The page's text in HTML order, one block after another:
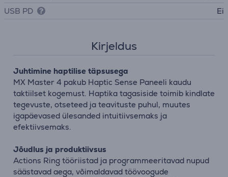
USB PD
Ei
Kirjeldus
Juhtimine haptilise täpsusega
MX Master 4 pakub Haptic Sense Paneeli kaudu
taktiilset kogemust. Haptika tagasiside toimib kindlate
tegevuste, otseteed ja teavituste puhul, muutes
igapäevased ülesanded intuitiivsemaks ja
efektiivsemaks.
Jõudlus ja produktiivsus
Actions Ring tööriistad ja programmeeritavad nupud
säästavad aega, võimaldavad töövoogude